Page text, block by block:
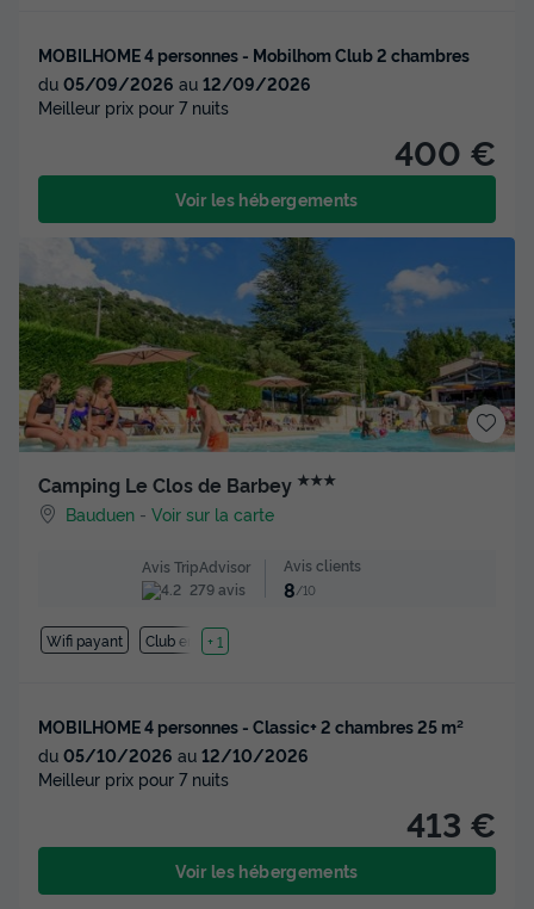
MOBILHOME 4 personnes - Mobilhom Club 2 chambres
du 05/09/2026 au 12/09/2026
Meilleur prix pour 7 nuits
400 €
Voir les hébergements
Camping Le Clos de Barbey ★★★
Bauduen -Voir sur la carte
Avis TripAdvisor
279 avis
Avis clients
8/10
Wifi payant Club enfant
+ 1
MOBILHOME 4 personnes - Classic+ 2 chambres 25 m²
du 05/10/2026 au 12/10/2026
Meilleur prix pour 7 nuits
413 €
Voir les hébergements